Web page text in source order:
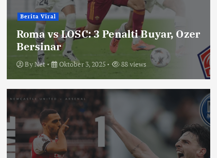
Berita Viral
Roma vs LOSC: 3 Penalti Buyar, Ozer
Bersinar
ByNet Oktober 3, 2025 88 views